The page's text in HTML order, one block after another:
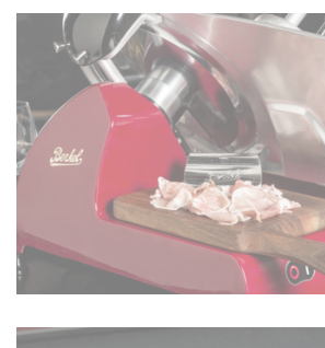
VOLANTS
EN SAVOIR PLUS